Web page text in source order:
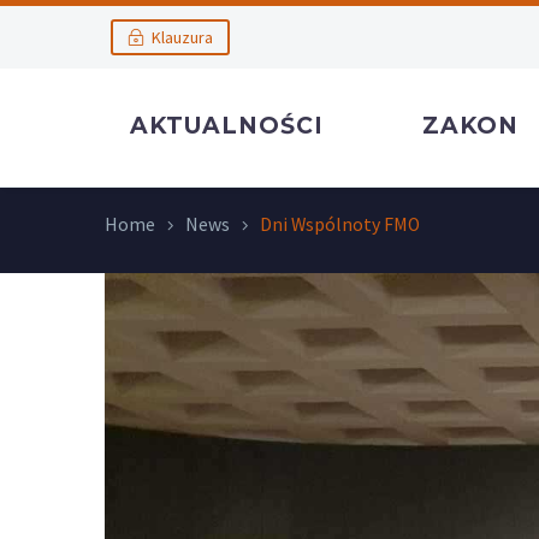
Klauzura
AKTUALNOŚCI ZAKON
Home News Dni Wspólnoty FMO